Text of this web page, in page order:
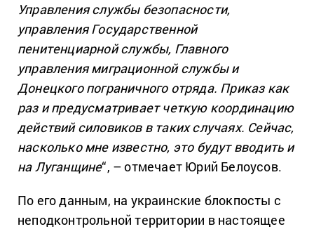
Управления службы безопасности,
управления Государственной
пенитенциарной службы, Главного
управления миграционной службы и
Донецкого пограничного отряда. Приказ как
раз и предусматривает четкую координацию
действий силовиков в таких случаях. Сейчас,
насколько мне известно, это будут вводить и
на Луганщине“, – отмечает Юрий Белоусов.
По его данным, на украинские блокпосты с
неподконтрольной территории в настоящее